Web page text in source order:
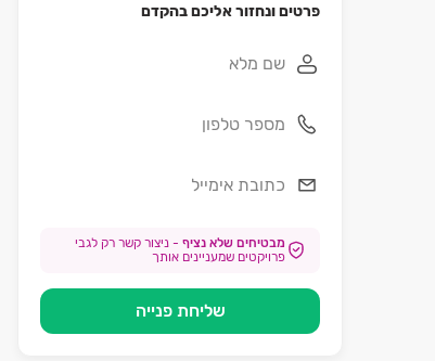
פרטים ונחזור אליכם בהקדם
מבטיחים שלא נציף - ניצור קשר רק לגבי
פרויקטים שמעניינים אותך
שליחת פנייה